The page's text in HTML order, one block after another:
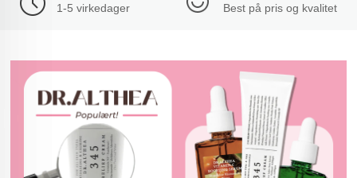
1-5 virkedager Best på pris og kvalitet